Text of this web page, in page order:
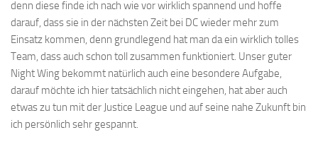
denn diese finde ich nach wie vor wirklich spannend und hoffe
darauf, dass sie in der nächsten Zeit bei DC wieder mehr zum
Einsatz kommen, denn grundlegend hat man da ein wirklich tolles
Team, dass auch schon toll zusammen funktioniert. Unser guter
Night Wing bekommt natürlich auch eine besondere Aufgabe,
darauf möchte ich hier tatsächlich nicht eingehen, hat aber auch
etwas zu tun mit der Justice League und auf seine nahe Zukunft bin
ich persönlich sehr gespannt.